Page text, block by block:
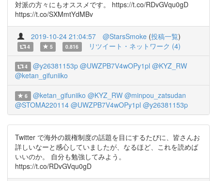
対派の方々にもオススメです。 https://t.co/RDvGVqu0gD
https://t.co/SXMmtYdMBv
2019-10-24 21:04:57 @StarsSmoke (投稿一覧)
4 5 0.816 リツイート・ネットワーク (4)
4 @y26381153p @UWZPB7V4wOPy1pl @KYZ_RW
@ketan_gifuniiko
6 @ketan_gifuniiko @KYZ_RW @minpou_zatsudan
@STOMA220114 @UWZPB7V4wOPy1pl @y26381153p
Twitter で海外の親権制度の話題を目にするたびに、皆さんお
詳しいなーと感心していましたが、なるほど、これを読めば
いいのか。 自分も勉強してみよう。
https://t.co/RDvGVqu0gD